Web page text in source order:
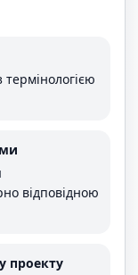
термінологією
відповідною
проекту